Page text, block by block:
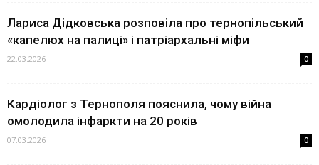
Лариса Дідковська розповіла про тернопільський
«капелюх на палиці» і патріархальні міфи
22.03.2026 0
Кардіолог з Тернополя пояснила, чому війна
омолодила інфаркти на 20 років
07.03.2026 0